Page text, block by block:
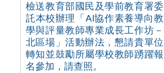
檢送教育部國民及學前教育署委
託本校辦理「AI協作素養導向教
學與評量教師專業成長工作坊－
北區場」活動辦法，懇請貴單位
轉知並鼓勵所屬學校教師踴躍報
名參加，請查照。